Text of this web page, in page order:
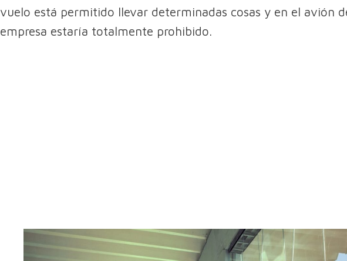
vuelo está permitido llevar determinadas cosas y en el avión
empresa estaría totalmente prohibido.